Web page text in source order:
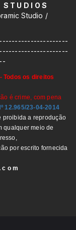
T U D I O S
Studio /
- Todos os direitos
é crime, com pena
12.965/23-04-2014
proibida a reprodução
qualquer meio de
por escrito fornecida
c o m